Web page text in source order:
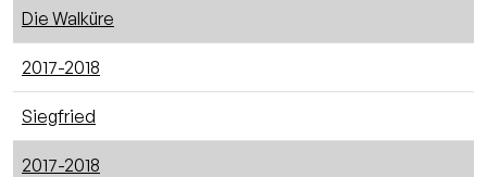
Die Walküre
2017-2018
Siegfried
2017-2018